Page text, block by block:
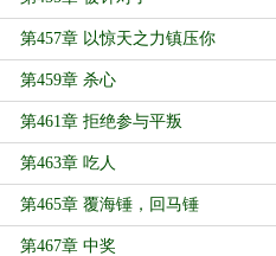
第457章 以惊天之力镇压你
第459章 杀心
第461章 拒绝参与平叛
第463章 吃人
第465章 覆海锤，回马锤
第467章 中奖